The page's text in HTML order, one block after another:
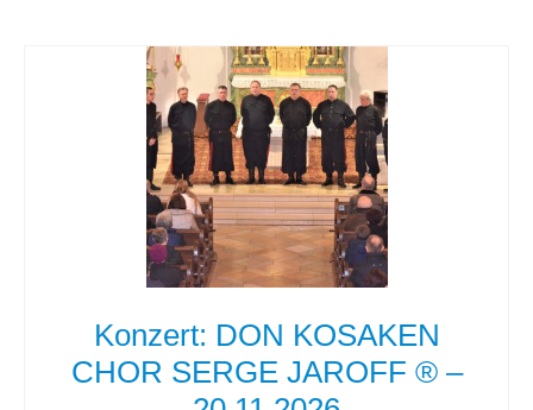
Konzert: DON KOSAKEN
CHOR SERGE JAROFF ® –